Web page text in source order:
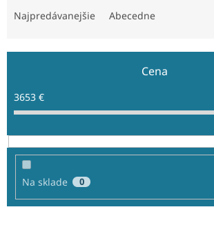
o
u
k
Najpredávanejšie Abecedne
Cena
3653 €
Na sklade 0